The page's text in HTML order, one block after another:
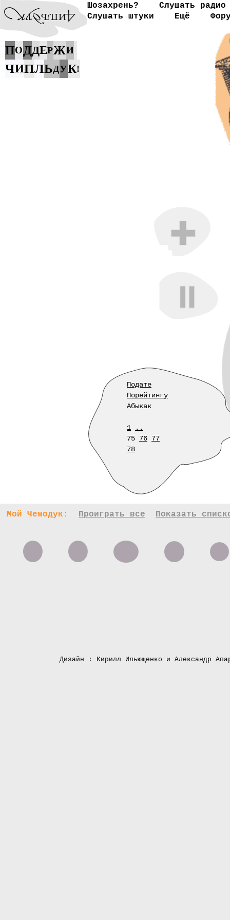
Шозахрень?
Слушать радио
Слушать штуки
Ещё
ПОДДЕРЖИ
ЧИПЛЬДУК!
Подате
Порейтингу
Абыкак
1
..
75 76 77
78
Мой Чемодук: Проиграть все Показать
Дизайн : Кирилл Ильющенко и Александр